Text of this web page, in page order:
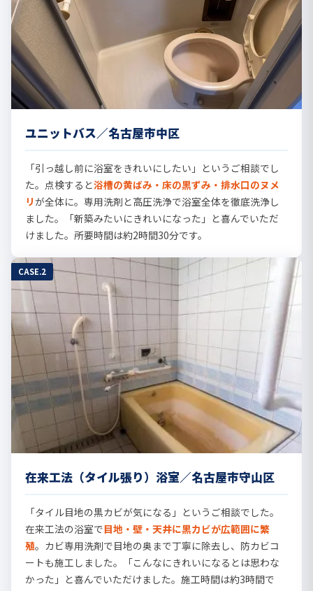
ユニットバス／名古屋市中区
「引っ越し前に浴室をきれいにしたい」というご相談でし
た。点検すると浴槽の黄ばみ・床の黒ずみ・排水口のヌメ
リ が全体に。専用洗剤と高圧洗浄で浴室全体を徹底洗浄し
ました。「新築みたいにきれいになった」と喜んでいただ
けました。所要時間は約2時間30分です。
CASE.2
在来工法（タイル張り）浴室／名古屋市守山区
「タイル目地の黒カビが気になる」というご相談でした。
在来工法の浴室で目地・壁・天井に黒カビが広範囲に繁
殖。カビ専用洗剤で目地の奥まで丁寧に除去し、防カビコ
ートも施工しました。「こんなにきれいになるとは思わな
かった」と喜んでいただけました。施工時間は約3時間で